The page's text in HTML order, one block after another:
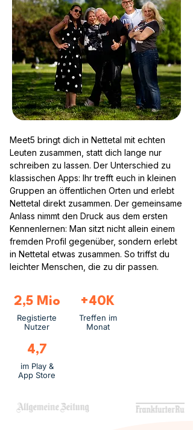
Meet5 bringt dich in Nettetal mit echten
Leuten zusammen, statt dich lange nur
schreiben zu lassen. Der Unterschied zu
klassischen Apps: Ihr trefft euch in kleinen
Gruppen an öffentlichen Orten und erlebt
Nettetal direkt zusammen. Der gemeinsame
Anlass nimmt den Druck aus dem ersten
Kennenlernen: Man sitzt nicht allein einem
fremden Profil gegenüber, sondern erlebt
in Nettetal etwas zusammen. So triffst du
leichter Menschen, die zu dir passen.
2,5 Mio
Registierte
Nutzer
+40K
Treffen im
Monat
4,7
im Play &
App Store